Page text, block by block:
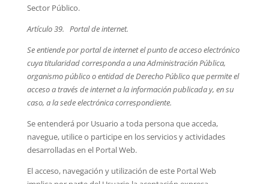
Sector Público.
Artículo 39. Portal de internet.
Se entiende por portal de internet el punto de acceso electrónico
cuya titularidad corresponda a una Administración Pública,
organismo público o entidad de Derecho Público que permite el
acceso a través de internet a la información publicada y, en su
caso, a la sede electrónica correspondiente.
Se entenderá por Usuario a toda persona que acceda,
navegue, utilice o participe en los servicios y actividades
desarrolladas en el Portal Web.
El acceso, navegación y utilización de este Portal Web